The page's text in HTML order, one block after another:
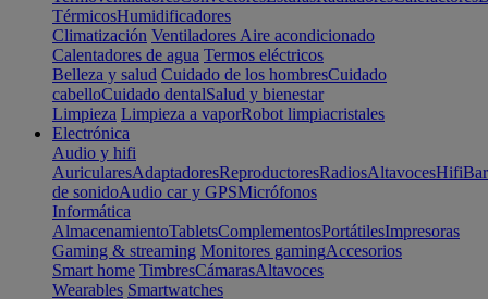
TérmicosHumidificadores
Climatización Ventiladores Aire acondicionado
Calentadores de agua Termos eléctricos
Belleza y salud Cuidado de los hombresCuidado
cabelloCuidado dentalSalud y bienestar
Limpieza Limpieza a vaporRobot limpiacristales
Electrónica
Audio y hifi
AuricularesAdaptadoresReproductoresRadiosAltavocesHifi
de sonidoAudio car y GPSMicrófonos
Informática
AlmacenamientoTabletsComplementosPortátilesImpresoras
Gaming & streaming Monitores gamingAccesorios
Smart home TimbresCámarasAltavoces
Wearables Smartwatches